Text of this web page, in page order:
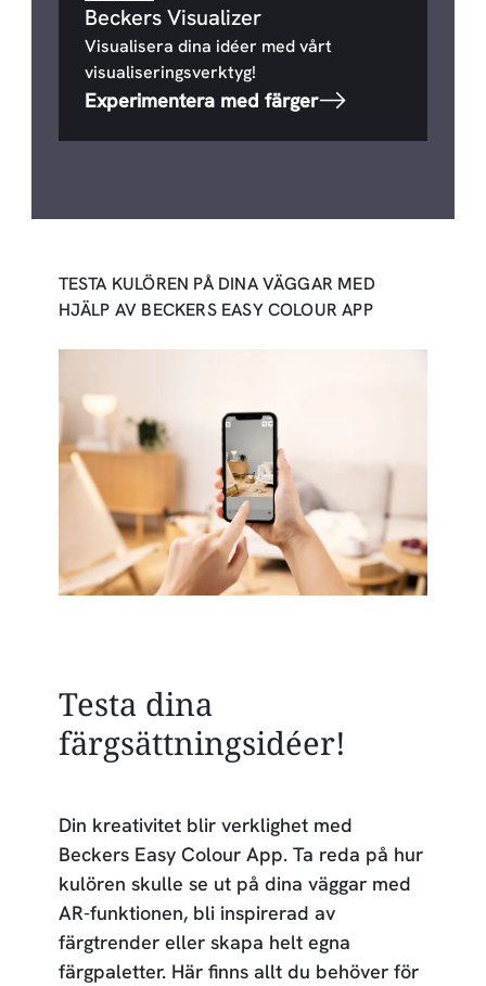
Beckers Visualizer
Visualisera dina idéer med vårt
visualiseringsverktyg!
Experimentera med färger
TESTA KULÖREN PÅ DINA VÄGGAR MED
HJÄLP AV BECKERS EASY COLOUR APP
Testa dina
färgsättningsidéer!
Din kreativitet blir verklighet med
Beckers Easy Colour App. Ta reda på hur
kulören skulle se ut på dina väggar med
AR-funktionen, bli inspirerad av
färgtrender eller skapa helt egna
färgpaletter. Här finns allt du behöver för